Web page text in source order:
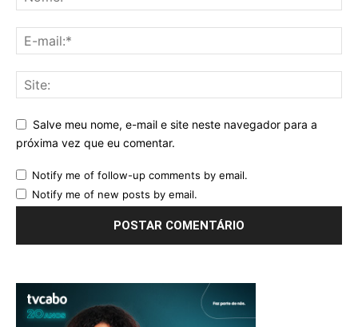
Salve meu nome, e-mail e site neste navegador para a
próxima vez que eu comentar.
Notify me of follow-up comments by email.
Notify me of new posts by email.